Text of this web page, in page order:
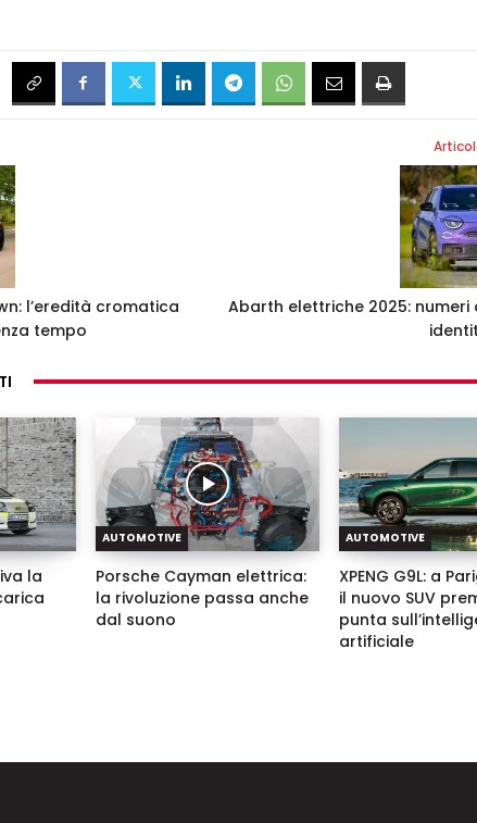
l’eredità cromatica
tempo
Abarth elettriche 2025: numeri
la
AUTOMOTIVE
Porsche Cayman elettrica:
la rivoluzione passa anche
dal suono
AUTOMOTIVE
XPENG G9L: a
il nuovo SUV
punta
artificiale